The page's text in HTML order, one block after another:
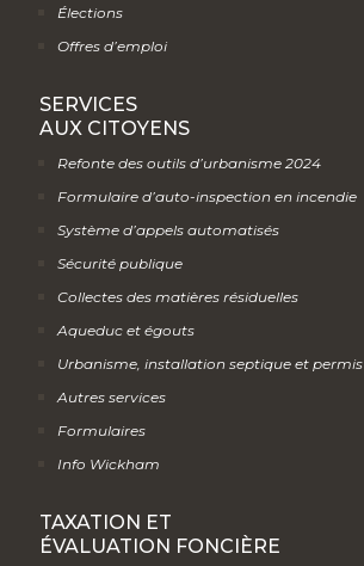
Élections
Offres d’emploi
SERVICES
AUX CITOYENS
Refonte des outils d’urbanisme 2024
Formulaire d’auto-inspection en incendie
Système d’appels automatisés
Sécurité publique
Collectes des matières résiduelles
Aqueduc et égouts
Urbanisme, installation septique et permis
Autres services
Formulaires
Info Wickham
TAXATION ET
ÉVALUATION FONCIÈRE